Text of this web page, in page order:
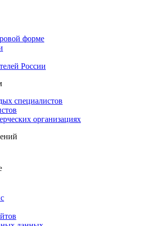
форме
России
специалистов
организациях